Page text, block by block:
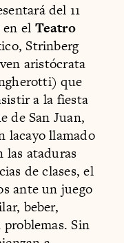
del 11
el Teatro
Strinberg
aristócrata
que
a la fiesta
de San Juan,
lacayo llamado
las ataduras
de clases, el
ante un juego
beber,
Sin